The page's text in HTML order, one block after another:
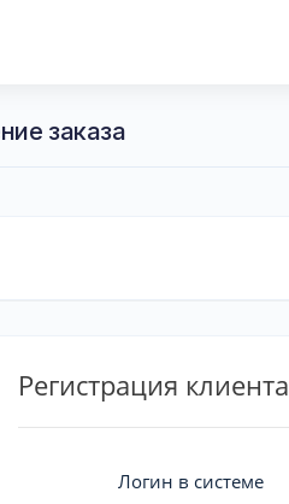
заказа
Регистрация клиента
Логин в системе